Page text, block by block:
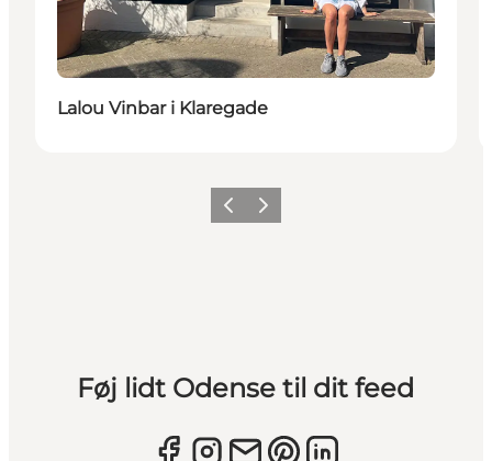
Lalou Vinbar i Klaregade
ForrigeNæste
Føj lidt Odense til dit feed